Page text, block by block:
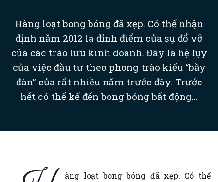
Hàng loạt bong bóng đã xẹp. Có thể nhận
định năm 2012 là đỉnh điểm của sụ đổ vỡ
của các trào lưu kinh doanh. Đây là hệ lụy
của việc đầu tư theo phong trào kiểu “bầy
đàn” của rất nhiều năm trước đây. Trước
hết có thể kể đến bong bóng bất động...
àng loạt bong bóng đã xẹp. Có thể